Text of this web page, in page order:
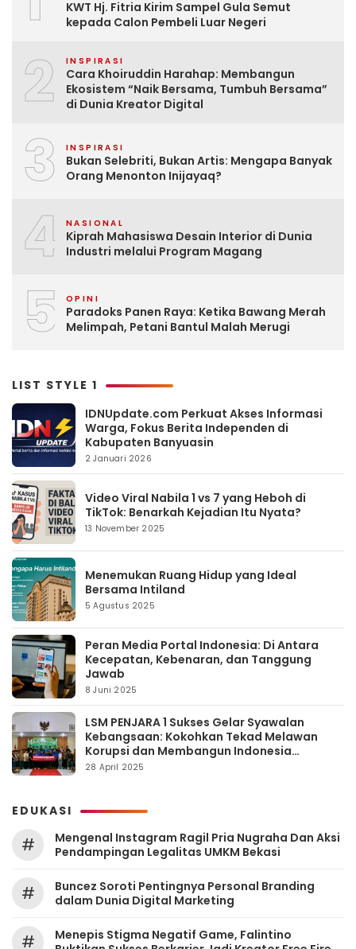
KWT Hj. Fitria Kirim Sampel Gula Semut
kepada Calon Pembeli Luar Negeri
2 INSPIRASI
Cara Khoiruddin Harahap: Membangun
Ekosistem “Naik Bersama, Tumbuh Bersama”
di Dunia Kreator Digital
3 INSPIRASI
Bukan Selebriti, Bukan Artis: Mengapa Banyak
Orang Menonton Inijayaq?
4 NASIONAL
Kiprah Mahasiswa Desain Interior di Dunia
Industri melalui Program Magang
5 OPINI
Paradoks Panen Raya: Ketika Bawang Merah
Melimpah, Petani Bantul Malah Merugi
LIST STYLE 1
IDNUpdate.com Perkuat Akses Informasi
Warga, Fokus Berita Independen di
Kabupaten Banyuasin
2 Januari 2026
Video Viral Nabila 1 vs 7 yang Heboh di
TikTok: Benarkah Kejadian Itu Nyata?
13 November 2025
Menemukan Ruang Hidup yang Ideal
Bersama Intiland
5 Agustus 2025
Peran Media Portal Indonesia: Di Antara
Kecepatan, Kebenaran, dan Tanggung
Jawab
8 Juni 2025
LSM PENJARA 1 Sukses Gelar Syawalan
Kebangsaan: Kokohkan Tekad Melawan
Korupsi dan Membangun Indonesia
Berintegritas
28 April 2025
EDUKASI
#
Mengenal Instagram Ragil Pria Nugraha Dan Aksi
Pendampingan Legalitas UMKM Bekasi
#
‎Buncez Soroti Pentingnya Personal Branding
dalam Dunia Digital Marketing
#
Menepis Stigma Negatif Game, Falintino